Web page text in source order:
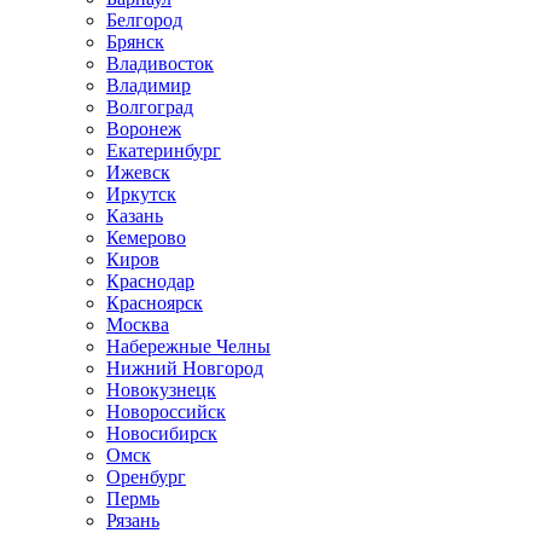
Белгород
Брянск
Владивосток
Владимир
Волгоград
Воронеж
Екатеринбург
Ижевск
Иркутск
Казань
Кемерово
Киров
Краснодар
Красноярск
Москва
Набережные Челны
Нижний Новгород
Новокузнецк
Новороссийск
Новосибирск
Омск
Оренбург
Пермь
Рязань